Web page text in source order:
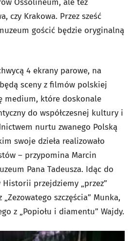
Ossolineum, ale też
czy Krakowa. Przez sześć
gościć będzie oryginalną
4 ekrany parowe, na
sceny z filmów polskiej
medium, które doskonale
do współczesnej kultury i
nurtu zwanego Polską
swoje dzieła realizowało
– przypomina Marcin
Pana Tadeusza. Idąc do
przejdziemy „przez”
szczęścia” Munka,
z „Popiołu i diamentu” Wajdy.